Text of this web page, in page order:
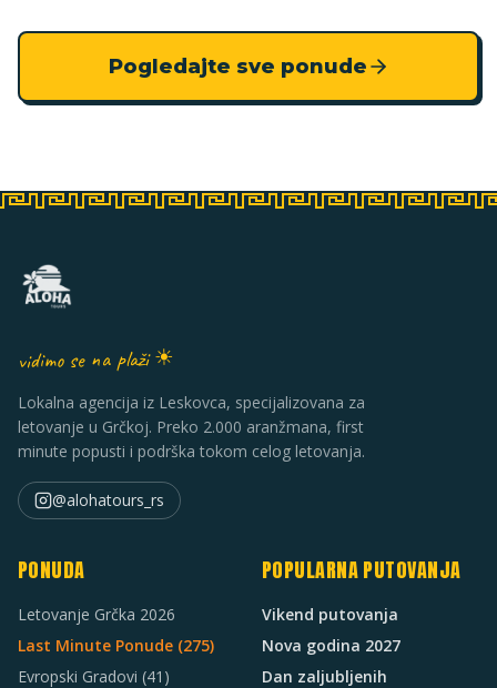
Pogledajte sve ponude
vidimo se na plaži ☀
Lokalna agencija iz Leskovca, specijalizovana za
letovanje u Grčkoj. Preko 2.000 aranžmana, first
minute popusti i podrška tokom celog letovanja.
@alohatours_rs
PONUDA
Letovanje Grčka 2026
Last Minute Ponude (275)
Evropski Gradovi (41)
POPULARNA PUTOVANJA
Vikend putovanja
Nova godina 2027
Dan zaljubljenih